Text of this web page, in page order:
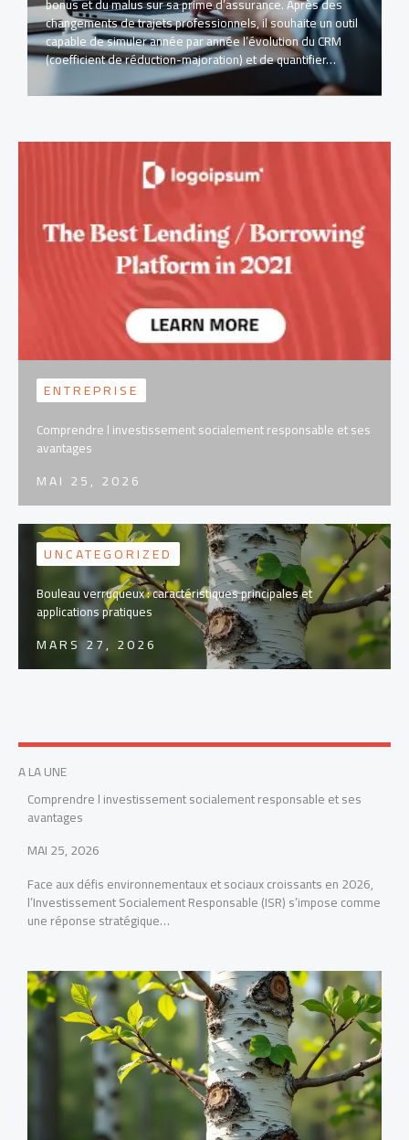
changements de trajets professionnels, il souhaite un outil
capable de simuler année par année l’évolution du CRM
(coefficient de réduction-majoration) et de quantifier…
ENTREPRISE
Comprendre l investissement socialement responsable et ses
avantages
MAI 25, 2026
UNCATEGORIZED
Bouleau verruqueux : caractéristiques principales et
applications pratiques
MARS 27, 2026
A LA UNE
Comprendre l investissement socialement responsable et ses
avantages
MAI 25, 2026
Face aux défis environnementaux et sociaux croissants en 2026,
l’Investissement Socialement Responsable (ISR) s’impose comme
une réponse stratégique…